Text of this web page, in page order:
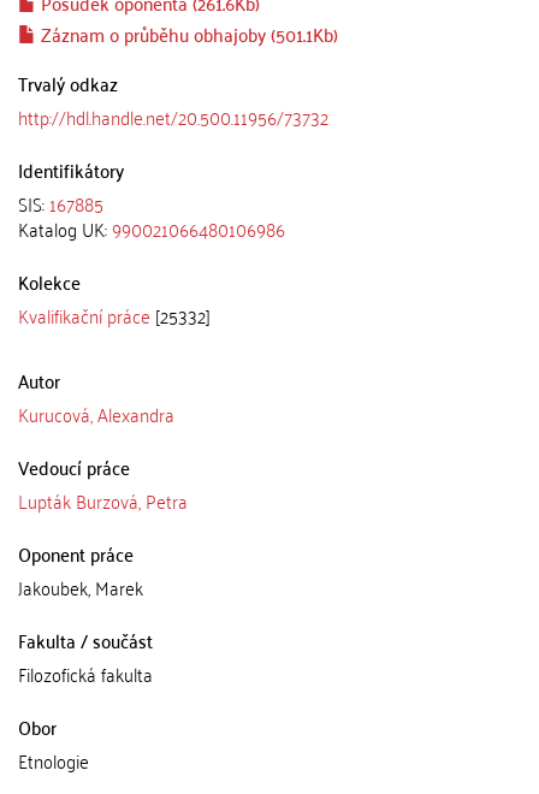
Záznam o průběhu obhajoby (501.1Kb)
Trvalý odkaz
http://hdl.handle.net/20.500.11956/73732
Identifikátory
SIS:167885
Katalog UK:990021066480106986
Kolekce
Kvalifikační práce [25332]
Autor
Kurucová, Alexandra
Vedoucí práce
Lupták Burzová, Petra
Oponent práce
Jakoubek, Marek
Fakulta / součást
Filozofická fakulta
Obor
Etnologie